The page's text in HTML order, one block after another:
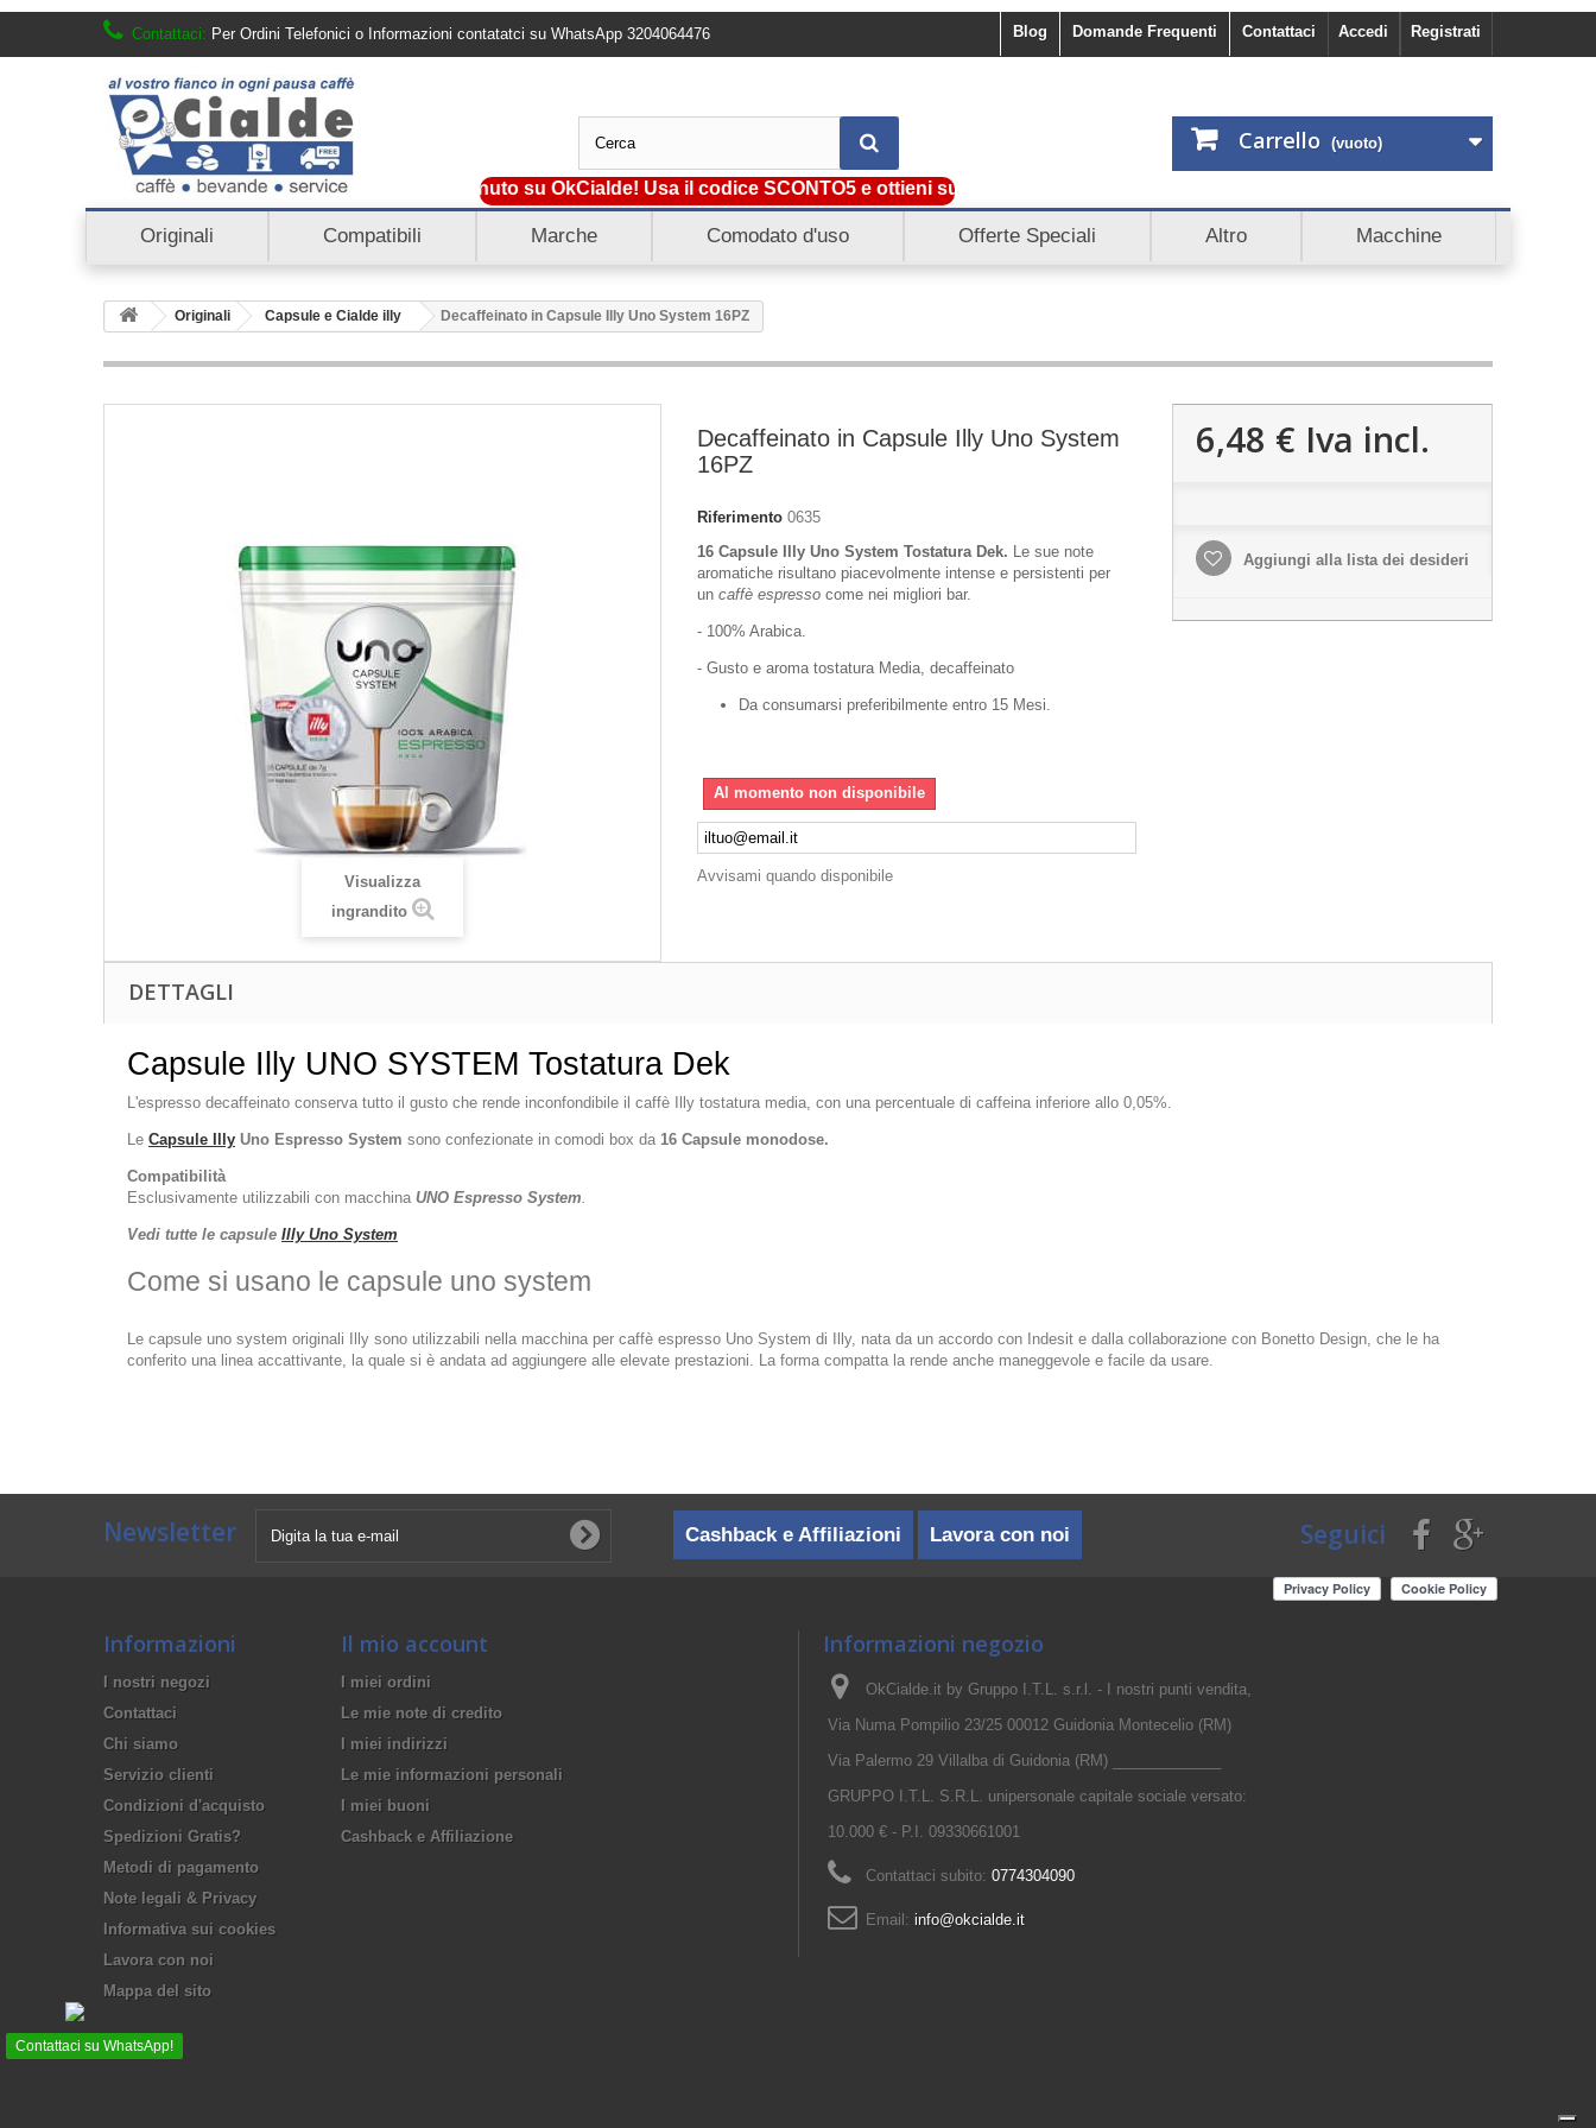
Registrati
Accedi
Contattaci
Domande Frequenti
Blog
Contattaci: Per Ordini Telefonici o Informazioni contatatci su WhatsApp 3204064476
Carrello (vuoto)
Benvenuto su OkCialde! Usa il codice SCONTO5 e ottieni subito 5€ di sconto. Scopri anche Cashback e Affiliazioni.
Originali Compatibili Marche Comodato d'uso Offerte Speciali Altro Macchine
Originali Capsule e Cialde illy Decaffeinato in Capsule Illy Uno System 16PZ
Visualizza
ingrandito
Decaffeinato in Capsule Illy Uno System
16PZ
Riferimento 0635
16 Capsule Illy Uno System Tostatura Dek. Le sue note
aromatiche risultano piacevolmente intense e persistenti per
un caffè espresso come nei migliori bar.
- 100% Arabica.
- Gusto e aroma tostatura Media, decaffeinato
Da consumarsi preferibilmente entro 15 Mesi.
Al momento non disponibile
Avvisami quando disponibile
6,48 € Iva incl.
Aggiungi alla lista dei desideri
DETTAGLI
Capsule Illy UNO SYSTEM Tostatura Dek
L'espresso decaffeinato conserva tutto il gusto che rende inconfondibile il caffè Illy tostatura media, con una percentuale di caffeina inferiore allo 0,05%.
Le Capsule Illy Uno Espresso System sono confezionate in comodi box da 16 Capsule monodose.
Compatibilità
Esclusivamente utilizzabili con macchina UNO Espresso System.
Vedi tutte le capsule Illy Uno System
Come si usano le capsule uno system
Le capsule uno system originali Illy sono utilizzabili nella macchina per caffè espresso Uno System di Illy, nata da un accordo con Indesit e dalla collaborazione con Bonetto Design, che le ha
conferito una linea accattivante, la quale si è andata ad aggiungere alle elevate prestazioni. La forma compatta la rende anche maneggevole e facile da usare.
Newsletter Seguici
Cashback e Affiliazioni Lavora con noi
Informazioni
I nostri negozi
Contattaci
Chi siamo
Servizio clienti
Condizioni d'acquisto
Spedizioni Gratis?
Metodi di pagamento
Note legali & Privacy
Informativa sui cookies
Lavora con noi
Mappa del sito
Il mio account
I miei ordini
Le mie note di credito
I miei indirizzi
Le mie informazioni personali
I miei buoni
Cashback e Affiliazione
Informazioni negozio
OkCialde.it by Gruppo I.T.L. s.r.l. - I nostri punti vendita,
Via Numa Pompilio 23/25 00012 Guidonia Montecelio (RM)
Via Palermo 29 Villalba di Guidonia (RM) _____________
GRUPPO I.T.L. S.R.L. unipersonale capitale sociale versato:
10.000 € - P.I. 09330661001
Contattaci subito: 0774304090
Email: info@okcialde.it
Contattaci su WhatsApp!